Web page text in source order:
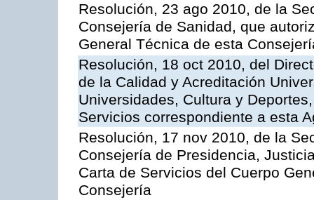
Resolución, 23 ago 2010, de la
Consejería de Sanidad, que
General Técnica de esta
Resolución, 18 oct 2010, del
de la Calidad y Acreditación
Universidades, Cultura y
Servicios correspondiente a esta
Resolución, 17 nov 2010, de la
Consejería de Presidencia,
Carta de Servicios del Cuerpo
Consejería